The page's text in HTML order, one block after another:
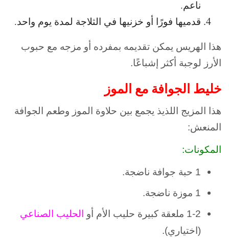
ناعم.
قدميها فورًا أو خزنيها في الثلاجة لمدة يوم واحد.
هذا الهريس يمكن تقديمه بمفرده أو مزجه مع حبوب
الأرز لوجبة أكثر إشباعًا.
خليط الجوافة مع الموز
هذا المزيج اللذيذ يجمع بين حلاوة الموز وطعم الجوافة
المنعش:
المكونات:
1 حبة جوافة ناضجة.
1 موزة ناضجة.
1-2 ملعقة كبيرة حليب الأم أو
الحليب الصناعي
(اختياري).